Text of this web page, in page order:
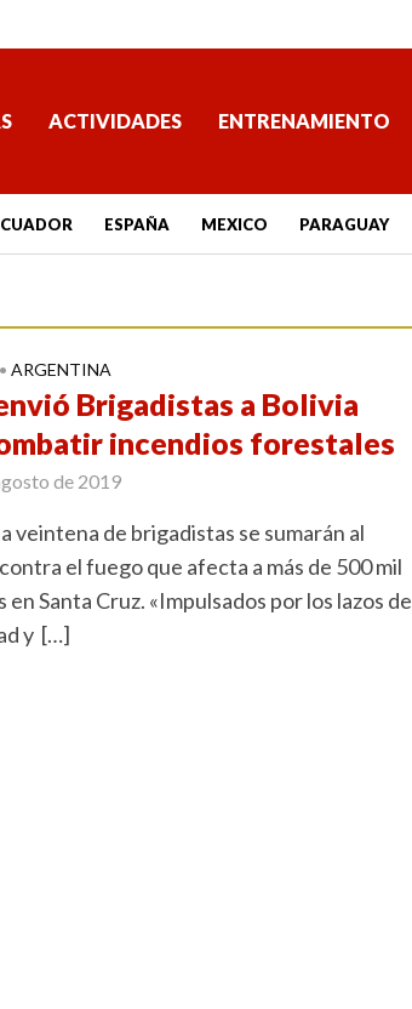
ACTIVIDADES ENTRENAMIENTO
ESPAÑA MEXICO PARAGUAY
• ARGENTINA
Brigadistas a Bolivia
incendios forestales
de 2019
veintena de brigadistas se sumarán al
el fuego que afecta a más de 500 mil
en Santa Cruz. «Impulsados por los lazos de
y […]